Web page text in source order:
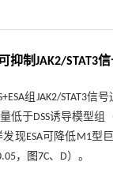
抑制JAK2/STAT3
组JAK2/STAT3信
低于DSS诱导模型组
现ESA可降低M1型
， 图7C、D）。